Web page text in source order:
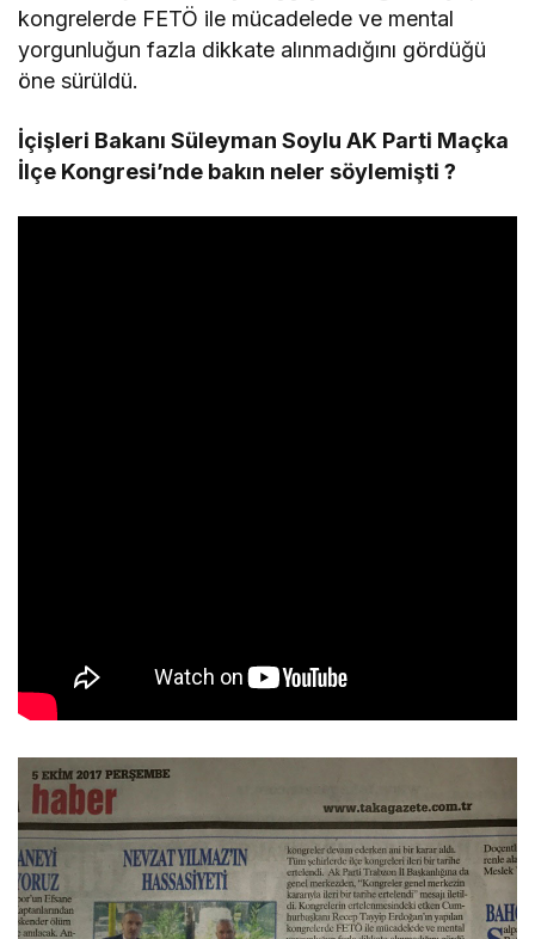
kongrelerde FETÖ ile mücadelede ve mental
yorgunluğun fazla dikkate alınmadığını gördüğü
öne sürüldü.
İçişleri Bakanı Süleyman Soylu AK Parti Maçka
İlçe Kongresi’nde bakın neler söylemişti ?